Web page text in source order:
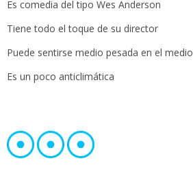
Es comedia del tipo Wes Anderson
Tiene todo el toque de su director
Puede sentirse medio pesada en el medio
Es un poco anticlimática